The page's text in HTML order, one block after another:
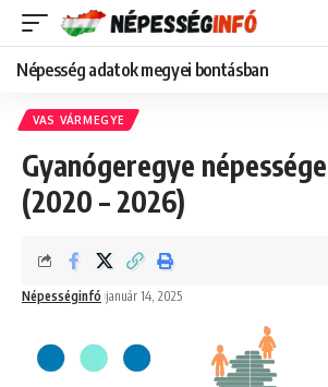
Népesség adatok megyei bontásban
VAS VÁRMEGYE
Gyanógeregye
(2020 – 2026)
Népességinfó január 14, 2025